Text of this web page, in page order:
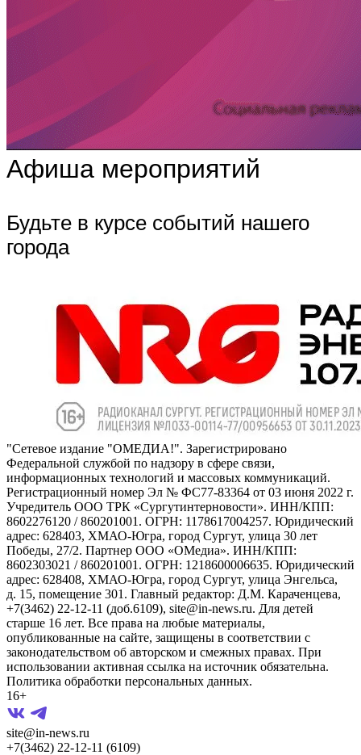
Афиша мероприятий
Будьте в курсе событий нашего
города
"Сетевое издание "ОМЕДИА!". Зарегистрировано
Федеральной службой по надзору в сфере связи,
информационных технологий и массовых коммуникаций.
Регистрационный номер Эл № ФС77-83364 от 03 июня 2022 г.
Учредитель ООО ТРК «Сургутинтерновости». ИНН/КПП:
8602276120 / 860201001. ОГРН: 1178617004257. Юридический
адрес: 628403, ХМАО-Югра, город Сургут, улица 30 лет
Победы, 27/2. Партнер ООО «ОМедиа». ИНН/КПП:
8602303021 / 860201001. ОГРН: 1218600006635. Юридический
адрес: 628408, ХМАО-Югра, город Сургут, улица Энгельса,
д. 15, помещение 301. Главный редактор: Д.М. Караченцева,
+7(3462) 22-12-11 (доб.6109), site@in-news.ru. Для детей
старше 16 лет. Все права на любые материалы,
опубликованные на сайте, защищены в соответствии с
законодательством об авторском и смежных правах. При
использовании активная ссылка на источник обязательна.
Политика обработки персональных данных.
16+
site@in-news.ru
+7(3462) 22-12-11 (6109)